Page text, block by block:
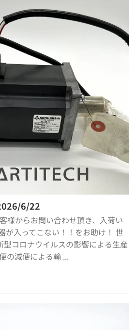
6/22
様からお問い合わせ頂き、入荷い
が入ってこない！！をお助け！ 世
型コロナウイルスの影響による生産
の減便による輸 ...